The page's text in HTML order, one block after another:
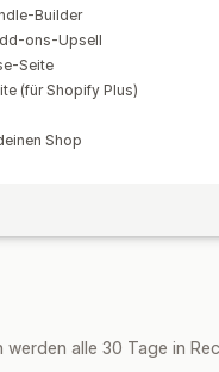
Builder
ons-Upsell
Seite
(für Shopify Plus)
Shop
alle 30 Tage in